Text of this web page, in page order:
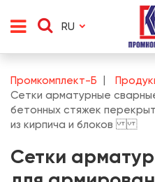
RU
Промкомплект-Б
Сетки арматурные
бетонных стяжек
из кирпича и блоков
Сетки